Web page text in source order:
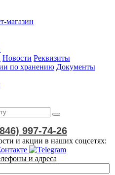
магазин
Новости Реквизиты
по хранению Документы
997-74-26
и акции в наших соцсетях:
и адреса